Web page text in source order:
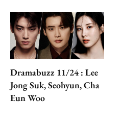
Dramabuzz 11/24 : Lee
Jong Suk, Seohyun, Cha
Eun Woo